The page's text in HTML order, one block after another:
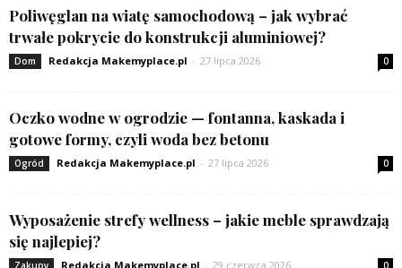
Poliwęglan na wiatę samochodową – jak wybrać
trwałe pokrycie do konstrukcji aluminiowej?
Dom Redakcja Makemyplace.pl - 27 lipca 2026 0
Oczko wodne w ogrodzie — fontanna, kaskada i
gotowe formy, czyli woda bez betonu
Ogród Redakcja Makemyplace.pl - 27 lipca 2026 0
Wyposażenie strefy wellness – jakie meble sprawdzają
się najlepiej?
Zakupy Redakcja Makemyplace.pl - 29 czerwca 2026 0